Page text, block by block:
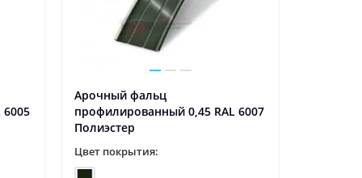
Арочный фальц
профилированный 0,45 RAL 6007
Полиэстер
Цвет покрытия: